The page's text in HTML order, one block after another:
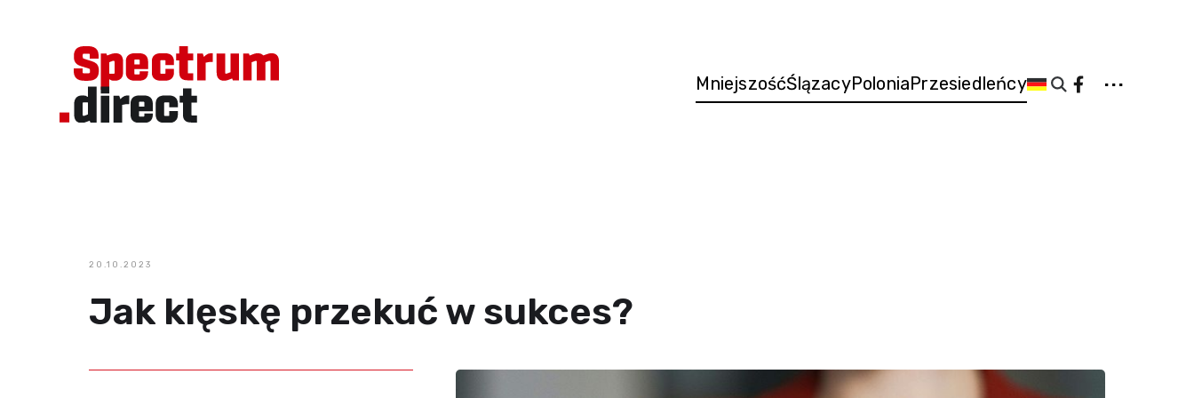
MniejszośćŚlązacyPoloniaPrzesiedleńcy ...
20.10.2023
Jak klęskę przekuć w sukces?